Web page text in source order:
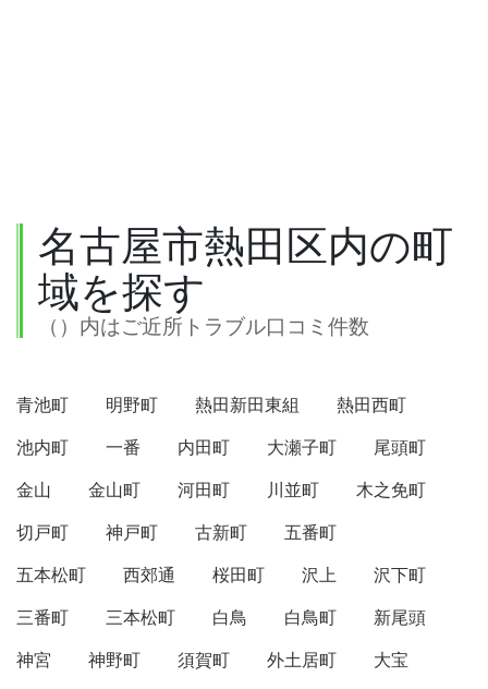
名古屋市熱田区内の町
域を探す
（）内はご近所トラブル口コミ件数
青池町 明野町 熱田新田東組
熱田西町
池内町
一番 内田町 大瀬子町
尾頭町
金山
金山町 河田町 川並町
木之免町
切戸町
神戸町 古新町
五番町
五本松町
西郊通 桜田町 沢上
沢下町
三番町
三本松町 白鳥 白鳥町
新尾頭
神宮
神野町 須賀町 外土居町
大宝